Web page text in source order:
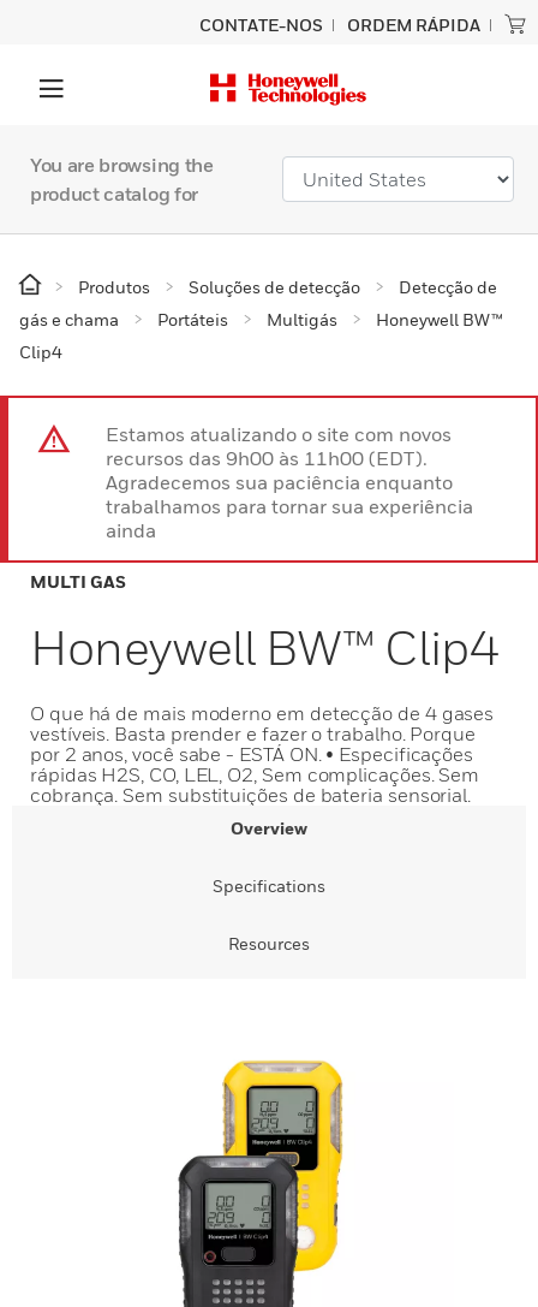
CONTATE-NOS ORDEM RÁPIDA
You are browsing the
product catalog for
Produtos Soluções de detecção
Detecção de
gás e chama
Portáteis Multigás
Honeywell BW™
Clip4
Estamos atualizando o site com novos
recursos das 9h00 às 11h00 (EDT).
Agradecemos sua paciência enquanto
trabalhamos para tornar sua experiência
ainda
MULTI GAS
Honeywell BW™ Clip4
O que há de mais moderno em detecção de 4 gases
vestíveis. Basta prender e fazer o trabalho. Porque
por 2 anos, você sabe - ESTÁ ON. • Especificações
rápidas H2S, CO, LEL, O2, Sem complicações. Sem
cobrança. Sem substituições de bateria sensorial.
Overview
Specifications
Resources